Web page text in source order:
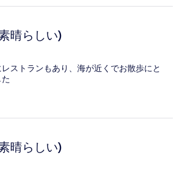
晴らしい)
ストランもあり、海が近くでお散歩にと
晴らしい)